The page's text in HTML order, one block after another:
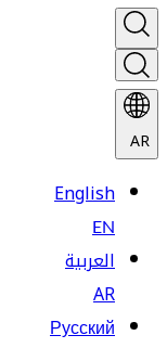
AR
English
EN
العربية
AR
Русский